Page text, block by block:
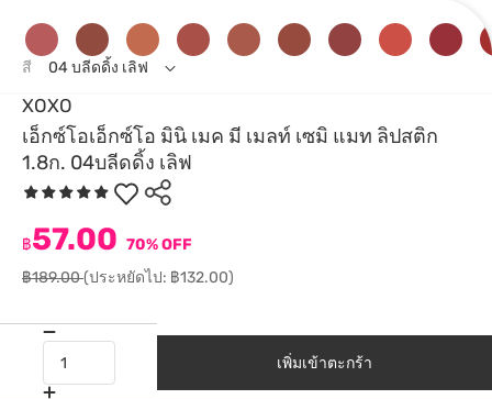
XOXO
เอ็กซ์โอเอ็กซ์โอ มินิ เมค มี เมลท์ เซมิ แมท ลิปสติก
1.8ก. 04บลีดดิ้ง เลิฟ
฿57.00 70% OFF
฿189.00(ประหยัดไป: ฿132.00)
สี 04 บลีดดิ้ง เลิฟ
เพิ่มเข้าตะกร้า